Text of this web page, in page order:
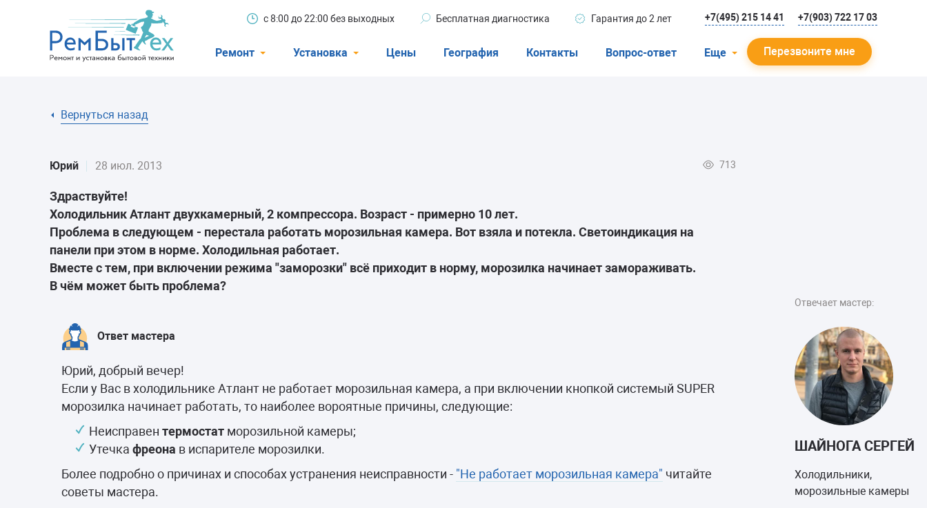
с 8:00 до 22:00 без выходных Бесплатная диагностика Гарантия до 2 лет +7(495) 215 14 41 +7(903) 722 17 03
Ремонт
Варочные панели
Электроплиты
Установка Цены География Контакты Вопрос-ответ Еще
Мастера
Перезвоните мне
Вернуться назад
Юрий 28 июл. 2013 713
Здраствуйте!
Холодильник Атлант двухкамерный, 2 компрессора. Возраст - примерно 10 лет.
Проблема в следующем - перестала работать морозильная камера. Вот взяла и потекла. Светоиндикация на
панели при этом в норме. Холодильная работает.
Вместе с тем, при включении режима "заморозки" всё приходит в норму, морозилка начинает замораживать.
В чём может быть проблема?
Отвечает мастер:
ШАЙНОГА СЕРГЕЙ
Холодильники,
морозильные камеры
Ответ мастера
Юрий, добрый вечер!
Если у Вас в холодильнике Атлант не работает морозильная камера, а при включении кнопкой системый SUPER
морозилка начинает работать, то наиболее вороятные причины, следующие:
Неисправен термостат морозильной камеры;
Утечка фреона в испарителе морозилки.
Более подробно о причинах и способах устранения неисправности - "Не работает морозильная камера" читайте
советы мастера.